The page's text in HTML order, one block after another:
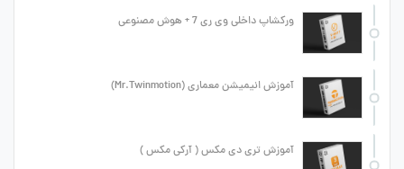
ورکشاپ داخلی وی ری 7 + هوش مصنوعی
آموزش انیمیشن معماری (Mr.Twinmotion)
آموزش تری دی مکس ( آرکی مکس )